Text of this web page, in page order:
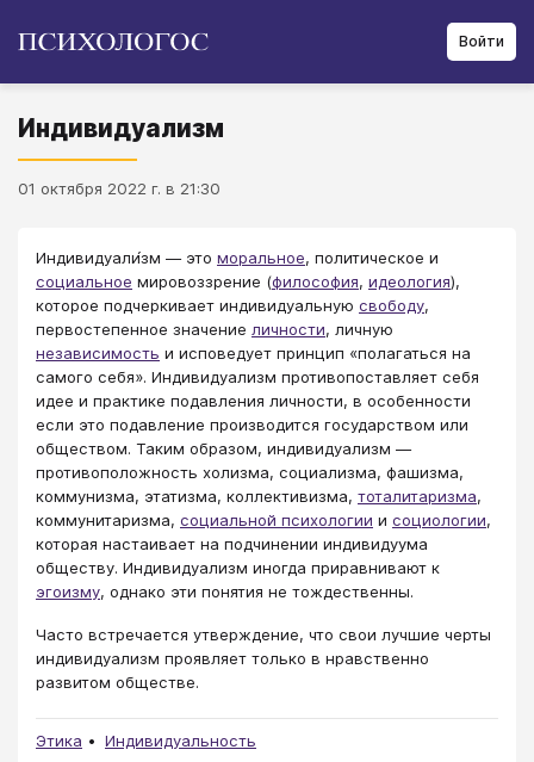
Войти
Индивидуализм
01 октября 2022 г. в 21:30
Индивидуали́зм — это моральное, политическое и
социальное мировоззрение (философия, идеология),
которое подчеркивает индивидуальную свободу,
первостепенное значение личности, личную
независимость и исповедует принцип «полагаться на
самого себя». Индивидуализм противопоставляет себя
идее и практике подавления личности, в особенности
если это подавление производится государством или
обществом. Таким образом, индивидуализм —
противоположность холизма, социализма, фашизма,
коммунизма, этатизма, коллективизма, тоталитаризма,
коммунитаризма, социальной психологии и социологии,
которая настаивает на подчинении индивидуума
обществу. Индивидуализм иногда приравнивают к
эгоизму, однако эти понятия не тождественны.
Часто встречается утверждение, что свои лучшие черты
индивидуализм проявляет только в нравственно
развитом обществе.
Этика Индивидуальность